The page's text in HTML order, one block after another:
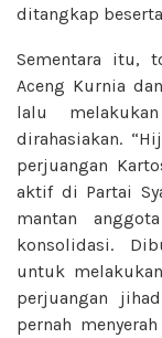
ditangkap
Sementara itu,
Aceng Kurnia
lalu
dirahasiakan.
perjuangan
aktif di Partai
mantan
konsolidasi.
untuk
perjuangan
pernah